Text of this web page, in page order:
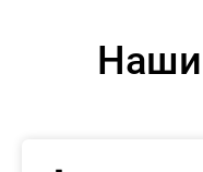
Наши